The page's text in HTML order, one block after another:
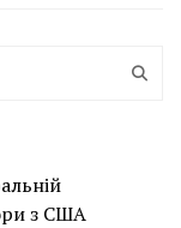
з США